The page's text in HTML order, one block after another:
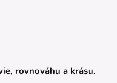
rovnováhu a krásu.